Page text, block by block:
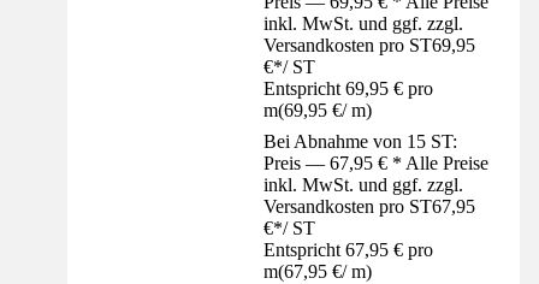
inkl. MwSt. und ggf. zzgl.
Versandkosten pro ST69,95
€*/ ST
Entspricht 69,95 € pro
m(69,95 €/ m)
Bei Abnahme von 15 ST:
Preis — 67,95 € * Alle Preise
inkl. MwSt. und ggf. zzgl.
Versandkosten pro ST67,95
€*/ ST
Entspricht 67,95 € pro
m(67,95 €/ m)